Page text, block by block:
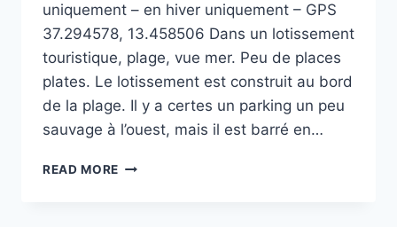
uniquement – en hiver uniquement – GPS
37.294578, 13.458506 Dans un lotissement
touristique, plage, vue mer. Peu de places
plates. Le lotissement est construit au bord
de la plage. Il y a certes un parking un peu
sauvage à l’ouest, mais il est barré en…
READ MORE LIDO